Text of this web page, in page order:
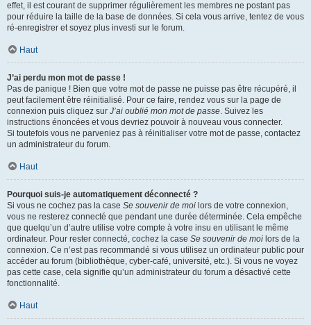
effet, il est courant de supprimer régulièrement les membres ne postant pas
pour réduire la taille de la base de données. Si cela vous arrive, tentez de vous
ré-enregistrer et soyez plus investi sur le forum.
Haut
J’ai perdu mon mot de passe !
Pas de panique ! Bien que votre mot de passe ne puisse pas être récupéré, il
peut facilement être réinitialisé. Pour ce faire, rendez vous sur la page de
connexion puis cliquez sur J’ai oublié mon mot de passe. Suivez les
instructions énoncées et vous devriez pouvoir à nouveau vous connecter.
Si toutefois vous ne parveniez pas à réinitialiser votre mot de passe, contactez
un administrateur du forum.
Haut
Pourquoi suis-je automatiquement déconnecté ?
Si vous ne cochez pas la case Se souvenir de moi lors de votre connexion,
vous ne resterez connecté que pendant une durée déterminée. Cela empêche
que quelqu’un d’autre utilise votre compte à votre insu en utilisant le même
ordinateur. Pour rester connecté, cochez la case Se souvenir de moi lors de la
connexion. Ce n’est pas recommandé si vous utilisez un ordinateur public pour
accéder au forum (bibliothèque, cyber-café, université, etc.). Si vous ne voyez
pas cette case, cela signifie qu’un administrateur du forum a désactivé cette
fonctionnalité.
Haut